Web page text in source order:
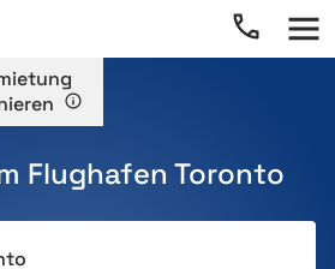
Flughafen Toronto